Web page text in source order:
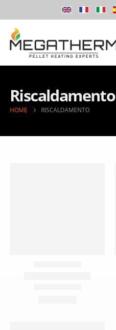
Riscaldamento
HOME RISCALDAMENTO